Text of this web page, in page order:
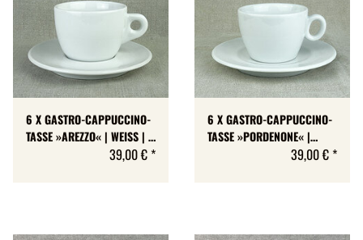
6 X GASTRO-CAPPUCCINO-
TASSE »AREZZO« | WEISS | A
+ B-WARE | MAX 160 ML
39,00 € *
6 X GASTRO-CAPPUCCINO-
TASSE »PORDENONE« |
WEISS | A + B-WARE | MAX
39,00 € *